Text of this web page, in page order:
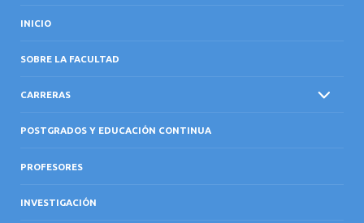
INICIO
SOBRE LA FACULTAD
CARRERAS
POSTGRADOS Y EDUCACIÓN CONTINUA
PROFESORES
INVESTIGACIÓN